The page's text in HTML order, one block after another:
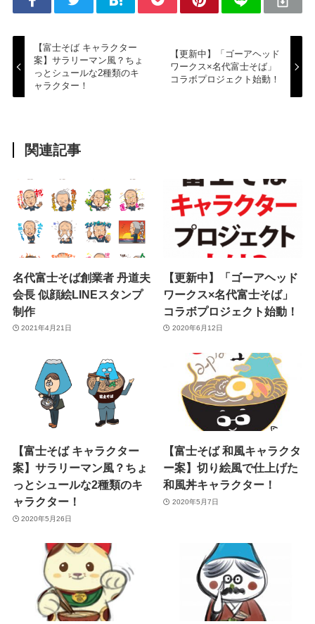
【富士そば キャラクター
案】サラリーマン風？ちょ
っとシュールな2種類のキ
ャラクター！
【更新中】「ゴーアヘッド
ワークス×名代富士そば」
コラボプロジェクト始動！
関連記事
名代富士そば創業者 丹道夫
会長 似顔絵LINEスタンプ
制作
2021年4月21日
【更新中】「ゴーアヘッド
ワークス×名代富士そば」
コラボプロジェクト始動！
2020年6月12日
【富士そば キャラクター
案】サラリーマン風？ちょ
っとシュールな2種類のキ
ャラクター！
2020年5月26日
【富士そば 和風キャラクタ
ー案】切り絵風で仕上げた
和風丼キャラクター！
2020年5月7日